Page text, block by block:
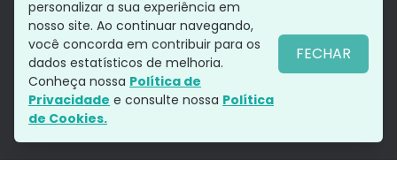
Grupo Aratu
Política de privacidade
Siga-nos
personalizar a sua experiência em
nosso site. Ao continuar navegando,
você concorda em contribuir para os
dados estatísticos de melhoria.
Conheça nossa Política de
Privacidade e consulte nossa Política
de Cookies.
FECHAR